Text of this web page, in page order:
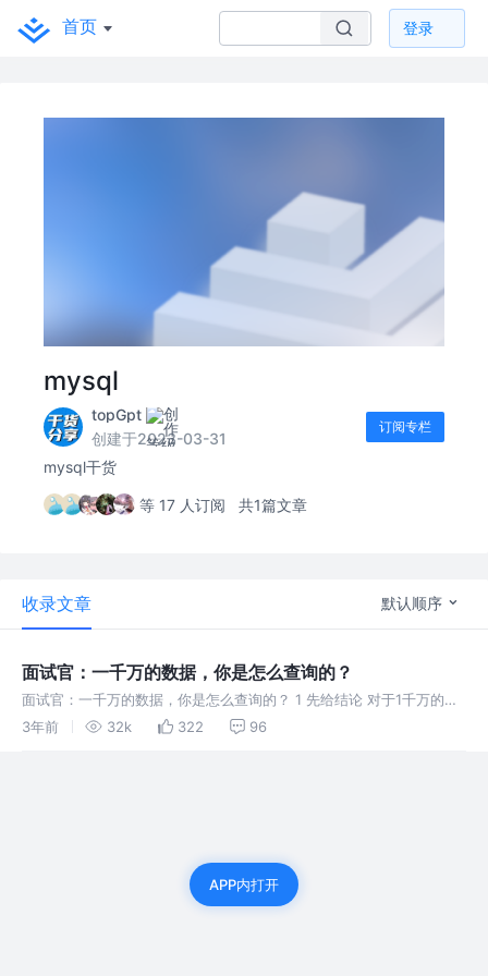
首页 登录
mysql
topGpt
创建于2023-03-31
订阅专栏
mysql干货
等 17 人订阅 共1篇文章
收录文章 默认顺序
面试官：一千万的数据，你是怎么查询的？
面试官：一千万的数据，你是怎么查询的？ 1 先给结论 对于1千万的数
据查询，主要关注分页查询过程中的
3年前 32k 322 96
APP内打开